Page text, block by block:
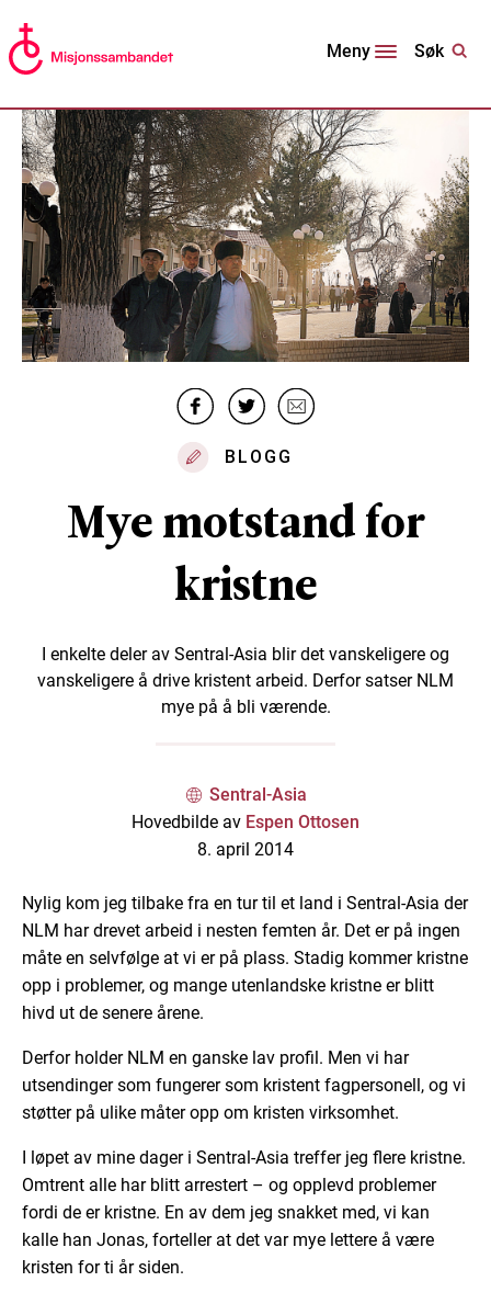
Meny Søk
BLOGG
Mye motstand for
kristne
I enkelte deler av Sentral-Asia blir det vanskeligere og
vanskeligere å drive kristent arbeid. Derfor satser NLM
mye på å bli værende.
Sentral-Asia
Hovedbilde av Espen Ottosen
8. april 2014
Nylig kom jeg tilbake fra en tur til et land i Sentral-Asia der
NLM har drevet arbeid i nesten femten år. Det er på ingen
måte en selvfølge at vi er på plass. Stadig kommer kristne
opp i problemer, og mange utenlandske kristne er blitt
hivd ut de senere årene.
Derfor holder NLM en ganske lav profil. Men vi har
utsendinger som fungerer som kristent fagpersonell, og vi
støtter på ulike måter opp om kristen virksomhet.
I løpet av mine dager i Sentral-Asia treffer jeg flere kristne.
Omtrent alle har blitt arrestert – og opplevd problemer
fordi de er kristne. En av dem jeg snakket med, vi kan
kalle han Jonas, forteller at det var mye lettere å være
kristen for ti år siden.